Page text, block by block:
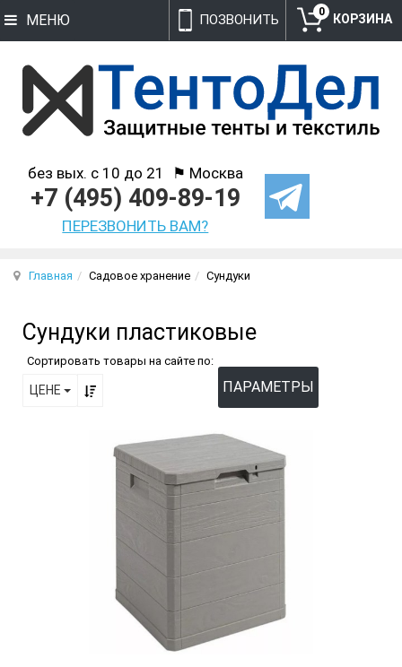
ПОЗВОНИТЬ
без вых. с 10 до 21 ⚑ Москва
+7 (495) 409-89-19
ПЕРЕЗВОНИТЬ ВАМ?
0
МЕНЮ
Главная Садовое хранение Сундуки
Сундуки пластиковые
Сортировать товары на сайте по:
ЦЕНЕ ПАРАМЕТРЫ